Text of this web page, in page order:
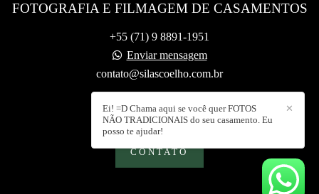
FOTOGRAFIA E FILMAGEM DE CASAMENTOS
+55 (71) 9 8891-1951
Enviar mensagem
contato@silascoelho.com.br
CONTATO
✕
Ei! =D Chama aqui se você quer FOTOS
NÃO TRADICIONAIS do seu casamento. Eu
posso te ajudar!